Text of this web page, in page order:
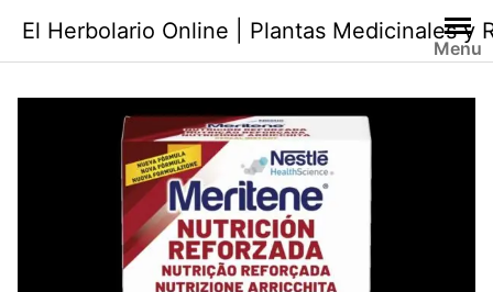
contenido
El Herbolario Online | Plantas Medicinales y
Menu